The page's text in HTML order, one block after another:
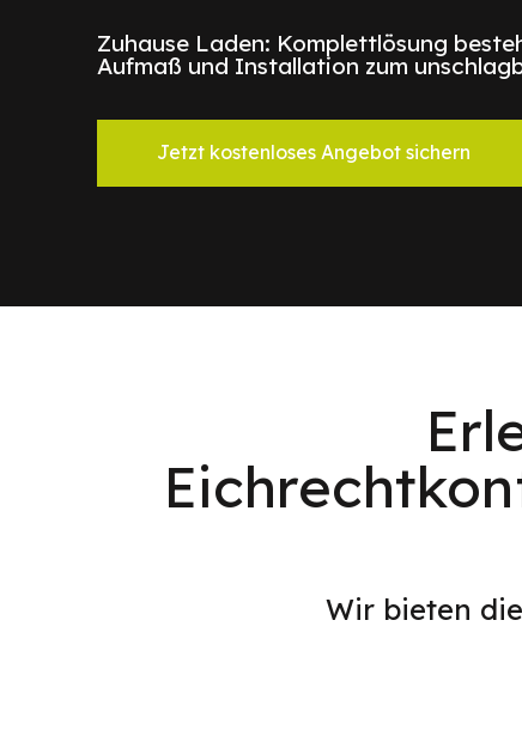
Zuhause Laden: Komplettlösung
Aufmaß und Installation zum
Jetzt kostenloses Angebot sichern
Wir bieten